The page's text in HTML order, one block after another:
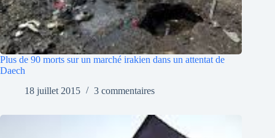
Plus de 90 morts sur un marché irakien dans un attentat de
Daech
18 juillet 2015
3 commentaires